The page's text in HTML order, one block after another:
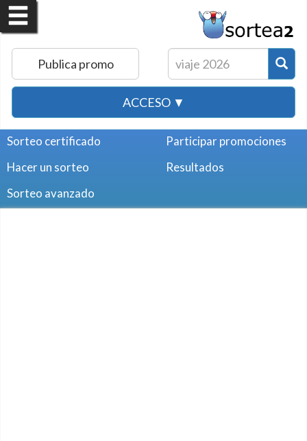
Publica promo
ACCESO ▼
Sorteo certificado
Hacer un sorteo
Sorteo avanzado
Participar promociones
Resultados